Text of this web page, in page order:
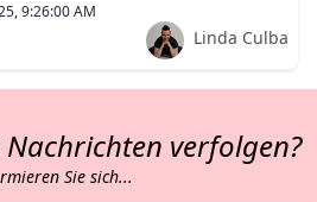
9:26:00 AM
Linda Culba
Nachrichten verfolgen?
Sie sich...